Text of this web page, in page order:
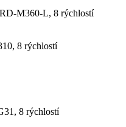
M360-L, 8 rýchlostí
8 rýchlostí
8 rýchlostí